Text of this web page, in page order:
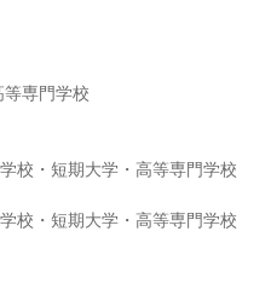
専門学校
校・短期大学・高等専門学校
校・短期大学・高等専門学校